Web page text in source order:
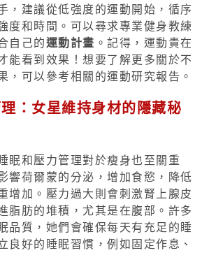
，建議從低強度的運動開始，循序
度和時間。可以尋求專業健身教練
自己的運動計畫 。記得，運動貴在
能看到效果！想要了解更多關於不
，可以參考相關的運動研究報告。
：女星維持身材的隱藏秘
眠和壓力管理對於瘦身也至關重
響荷爾蒙的分泌，增加食慾，降低
增加。壓力過大則會刺激腎上腺皮
脂肪的堆積，尤其是在腹部。許多
品質，她們會確保每天有充足的睡
良好的睡眠習慣，例如固定作息、